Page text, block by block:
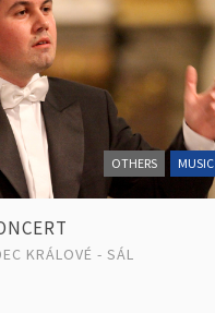
OTHERS MUSIC
KRÁLOVÉ - SÁL